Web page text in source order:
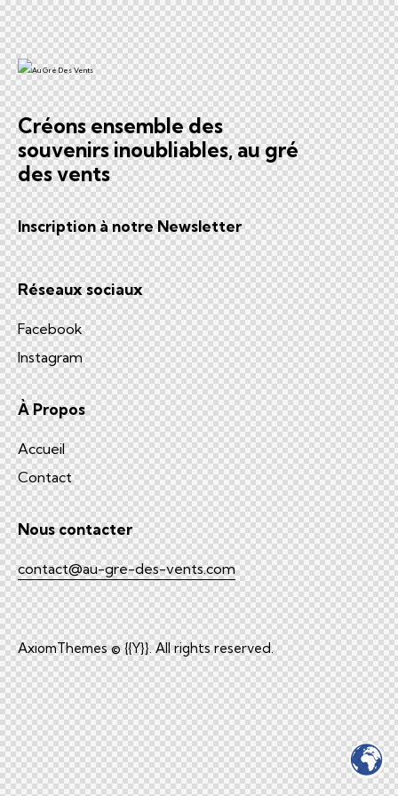
Créons ensemble des
souvenirs inoubliables, au gré
des vents
Inscription à notre Newsletter
Réseaux sociaux
Facebook
Instagram
À Propos
Accueil
Contact
Nous contacter
contact@au-gre-des-vents.com
AxiomThemes© {{Y}}. All rights reserved.